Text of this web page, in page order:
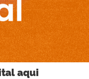
aqui